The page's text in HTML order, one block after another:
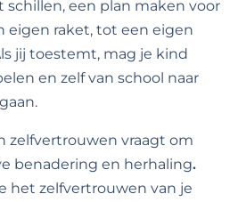
schillen, een plan maken voor
eigen raket, tot een eigen
jij toestemt, mag je kind
en zelf van school naar
zelfvertrouwen vraagt om
benadering en herhaling.
het zelfvertrouwen van je